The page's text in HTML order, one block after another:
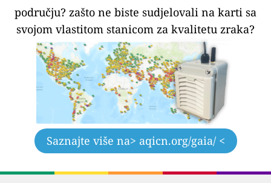
području? zašto ne biste sudjelovali na karti sa
svojom vlastitom stanicom za kvalitetu zraka?
Saznajte više na> aqicn.org/gaia/ <